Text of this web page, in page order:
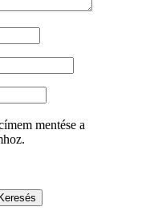
mentése a